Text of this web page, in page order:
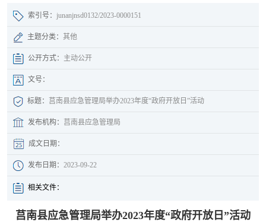
索引号： junanjnsd0132/2023-0000151
主题分类： 其他
公开方式： 主动公开
文号：
标题： 莒南县应急管理局举办2023年度“政府开放日”活动
发布机构： 莒南县应急管理局
成文日期：
发布日期： 2023-09-22
相关文件：
莒南县应急管理局举办2023年度“政府开放日”活动